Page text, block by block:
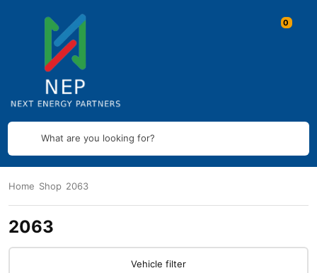
What are you looking for?
Home Shop 2063
2063
Vehicle filter